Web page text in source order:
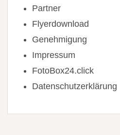
Partner
Flyerdownload
Genehmigung
Impressum
FotoBox24.click
Datenschutzerklärung